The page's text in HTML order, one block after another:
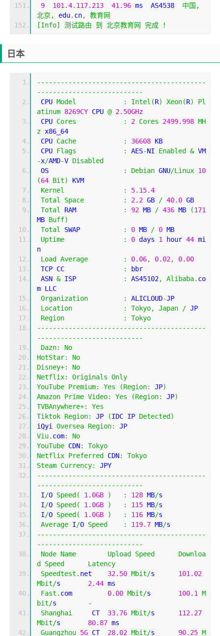
9
101.4. 117.213 41.96 ms  AS4538 中国,
北京,
edu. cn,
教育网
[Info] 测试路由 到 北京教育网 完成 ！
日本
-------------------------------------------
---------------------------
CPU Model : Intel (R) Xeon(R)
Pl
atinum 8269CY CPU @ 2.50GHz
CPU Cores : 2 Cores 2499.998 MH
z x86_64
CPU Cache : 36608 KB
CPU Flags : AES-NI Enabled & VM
-x/AMD-V Disabled
OS
: Debian GNU/Linux 10
(64 Bit)
KVM
Kernel
: 5.15.4
Total
Space : 2.2 GB / 40.0 GB
Total
RAM : 92 MB / 436 MB (171
MB Buff)
Total
SWAP : 0 MB / 0 MB
Uptime
: 0 days 1 hour 44 mi
n
Load
Average : 0.06, 0.02,
0.00
TCP CC
:
bbr
ASN & ISP : AS45102, Alibaba. co
m LLC
Organization
: ALICLOUD-JP
Location
: Tokyo, Japan / JP
Region
:
Tokyo
-------------------------------------------
---------------------------
Dazn:
No
HotStar:
No
Disney+:
No
Netflix: Originals Only
YouTube Premium: Yes (Region: JP)
Amazon Prime Video: Yes (Region: JP)
TVBAnywhere+:
Yes
Tiktok Region: JP (IDC IP Detected )
iQyi Oversea Region:
JP
Viu. com:
No
YouTube CDN:
Tokyo
Netflix Preferred CDN:
Tokyo
Steam Currency:
JPY
-------------------------------------------
---------------------------
I/O Speed ( 1.0GB ) : 128 MB/s
I/O Speed ( 1.0GB ) : 115 MB/s
I/O Speed ( 1.0GB ) : 116 MB/s
Average I/O Speed : 119.7 MB/s
-------------------------------------------
---------------------------
Node Name Upload Speed
Downloa
d
Speed
Latency
Speedtest . net 32.50 Mbit/s 101.02
Mbit/s 2.44 ms
Fast . com 0.00 Mbit/s 100.1
M
bit/s
-
Shanghai
     CT
33.76 Mbit/s 112.27
Mbit/s 80.87 ms
Guangzhou 5G CT 28.02 Mbit/s 90.25 M